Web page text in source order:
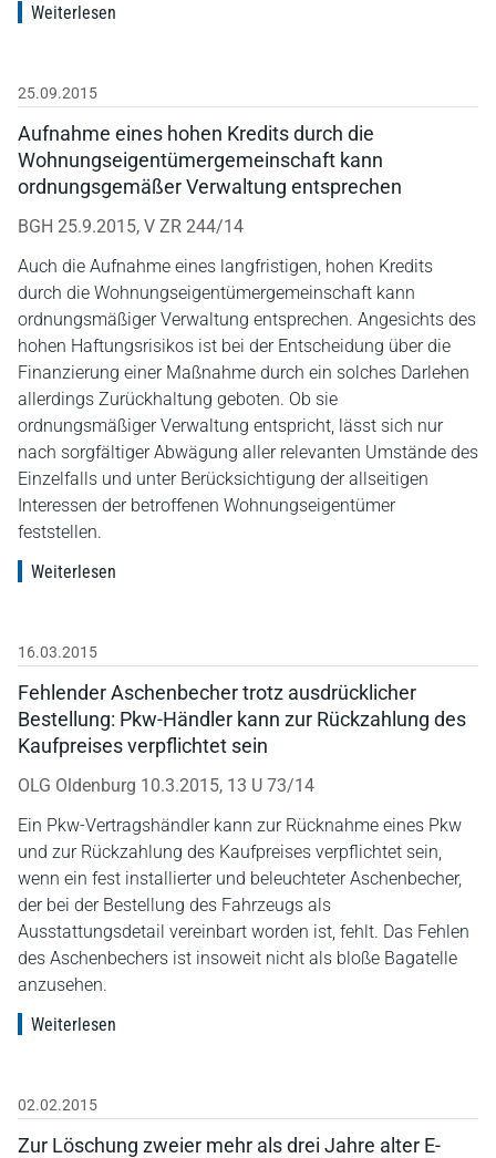
Weiterlesen
25.09.2015
Aufnahme eines hohen Kredits durch die
Wohnungseigentümergemeinschaft kann
ordnungsgemäßer Verwaltung entsprechen
BGH 25.9.2015, V ZR 244/14
Auch die Aufnahme eines langfristigen, hohen Kredits
durch die Wohnungseigentümergemeinschaft kann
ordnungsmäßiger Verwaltung entsprechen. Angesichts des
hohen Haftungsrisikos ist bei der Entscheidung über die
Finanzierung einer Maßnahme durch ein solches Darlehen
allerdings Zurückhaltung geboten. Ob sie
ordnungsmäßiger Verwaltung entspricht, lässt sich nur
nach sorgfältiger Abwägung aller relevanten Umstände des
Einzelfalls und unter Berücksichtigung der allseitigen
Interessen der betroffenen Wohnungseigentümer
feststellen.
Weiterlesen
16.03.2015
Fehlender Aschenbecher trotz ausdrücklicher
Bestellung: Pkw-Händler kann zur Rückzahlung des
Kaufpreises verpflichtet sein
OLG Oldenburg 10.3.2015, 13 U 73/14
Ein Pkw-Vertragshändler kann zur Rücknahme eines Pkw
und zur Rückzahlung des Kaufpreises verpflichtet sein,
wenn ein fest installierter und beleuchteter Aschenbecher,
der bei der Bestellung des Fahrzeugs als
Ausstattungsdetail vereinbart worden ist, fehlt. Das Fehlen
des Aschenbechers ist insoweit nicht als bloße Bagatelle
anzusehen.
Weiterlesen
02.02.2015
Zur Löschung zweier mehr als drei Jahre alter E-